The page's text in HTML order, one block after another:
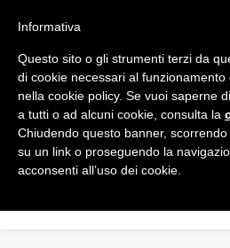
Informativa
Questo sito o gli strumenti terzi da
di cookie necessari al
nella cookie policy. Se vuoi saperne
a tutti o ad alcuni cookie, consulta la
Chiudendo questo banner,
su un link o proseguendo la
acconsenti all’uso dei cookie.